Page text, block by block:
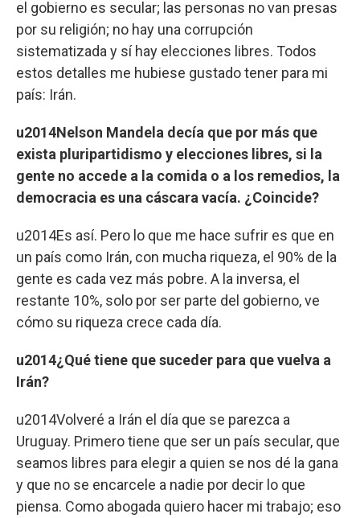
el gobierno es secular; las personas no van presas
por su religión; no hay una corrupción
sistematizada y sí hay elecciones libres. Todos
estos detalles me hubiese gustado tener para mi
país: Irán.
u2014Nelson Mandela decía que por más que
exista pluripartidismo y elecciones libres, si la
gente no accede a la comida o a los remedios, la
democracia es una cáscara vacía. ¿Coincide?
u2014Es así. Pero lo que me hace sufrir es que en
un país como Irán, con mucha riqueza, el 90% de la
gente es cada vez más pobre. A la inversa, el
restante 10%, solo por ser parte del gobierno, ve
cómo su riqueza crece cada día.
u2014¿Qué tiene que suceder para que vuelva a
Irán?
u2014Volveré a Irán el día que se parezca a
Uruguay. Primero tiene que ser un país secular, que
seamos libres para elegir a quien se nos dé la gana
y que no se encarcele a nadie por decir lo que
piensa. Como abogada quiero hacer mi trabajo; eso